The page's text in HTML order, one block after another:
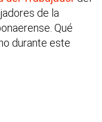
de la
Qué
durante este